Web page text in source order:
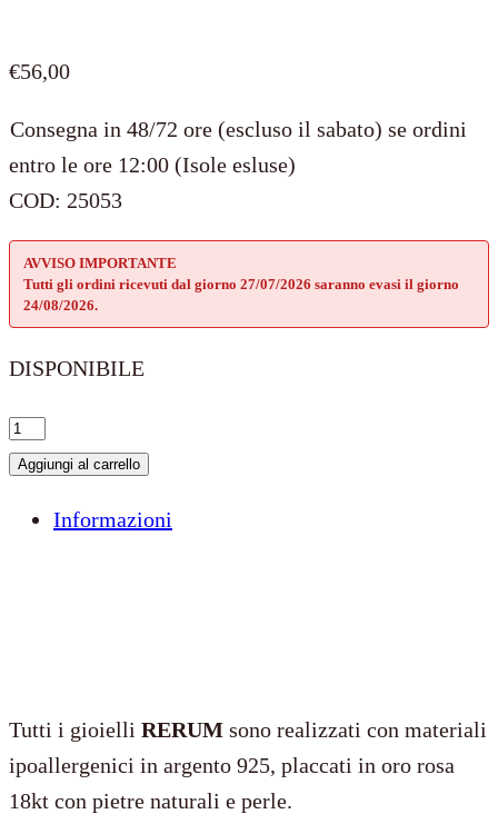
€56,00
Consegna in 48/72 ore (escluso il sabato) se ordini
entro le ore 12:00 (Isole esluse)
COD: 25053
AVVISO IMPORTANTE
Tutti gli ordini ricevuti dal giorno 27/07/2026 saranno evasi il giorno
24/08/2026.
DISPONIBILE
Sei
la
metà
Aggiungi al carrello
Informazioni
Tutti i gioielli RERUM sono realizzati con materiali
ipoallergenici in argento 925, placcati in oro rosa
18kt con pietre naturali e perle.